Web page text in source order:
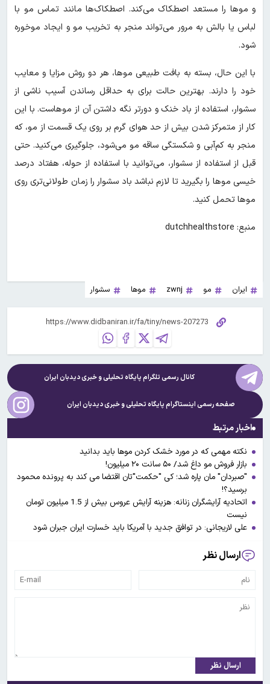
و موها را مستعد اصطکاک می‌کند. اصطکاک‌ها مانند تماس مو با
لباس یا بالش به مرور می‌تواند منجر به تخریب مو و ایجاد موخوره
شود.
با این حال، بسته به بافت طبیعی موها، هر دو روش مزایا و معایب
خود را دارند. بهترین حالت برای به حداقل رساندن آسیب ناشی از
سشوار، استفاده از باد خنک و دورتر نگه داشتن آن از موهاست. با این
کار از متمرکز شدن بیش از حد هوای گرم بر روی یک قسمت از مو، که
منجر به کم‌آبی و شکستگی ساقه مو می‌شود، جلوگیری می‌کنید. حتی
قبل از استفاده از سشوار، می‌توانید با استفاده از حوله، هفتاد درصد
خیسی موها را بگیرید تا لازم نباشد باد سشوار را زمان طولانی‌تری روی
موها تحمل کنید.
منبع: dutchhealthstore
ایران مو zwnj موها سشوار
کانال رسمی تلگرام پایگاه تحلیلی و خبریدیدبان ایران
صفحه رسمی اینستاگرام پایگاه تحلیلی و خبریدیدبان ایران
اخبار مرتبط
نکته مهمی که در مورد خشک‌ کردن موها باید بدانید
بازار فروش مو داغ شد/ ۵۰ سانت ۲۰ میلیون!
"صبردان" مان پاره شد؛ کی "حکمت"تان اقتضا می کند به پرونده محمود
برسید؟!
اتحادیه آرایشگران زنانه: هزینه آرایش عروس بیش از 1.5 میلیون تومان
نیست
علی لاریجانی: در توافق جدید با آمریکا باید خسارت ایران جبران شود
ارسال نظر
ارسال نظر